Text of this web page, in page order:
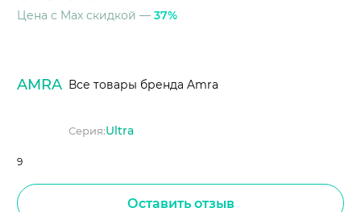
Цена с Max скидкой — 37%
AMRA Все товары бренда Amra
Серия:Ultra
9
Оставить отзыв